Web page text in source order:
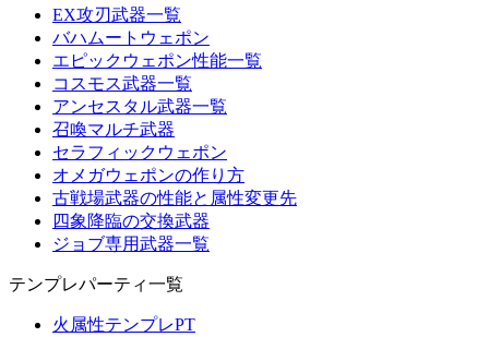
EX攻刃武器一覧
バハムートウェポン
エピックウェポン性能一覧
コスモス武器一覧
アンセスタル武器一覧
召喚マルチ武器
セラフィックウェポン
オメガウェポンの作り方
古戦場武器の性能と属性変更先
四象降臨の交換武器
ジョブ専用武器一覧
テンプレパーティ一覧
火属性テンプレPT